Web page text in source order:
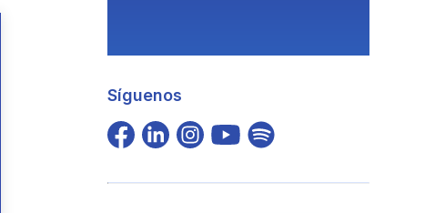
Síguenos